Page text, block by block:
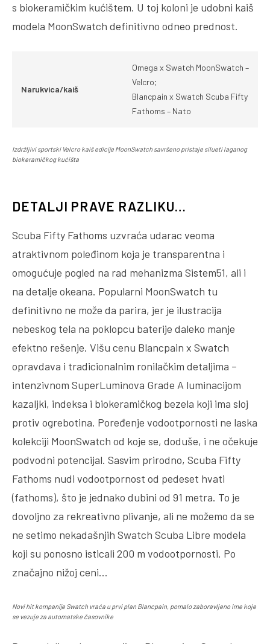
s biokeramičkim kućištem. U toj koloni je udobni kaiš
modela MoonSwatch definitivno odneo prednost.
Narukvica/kaiš
Omega x Swatch MoonSwatch –
Velcro;
Blancpain x Swatch Scuba Fifty
Fathoms – Nato
Izdržljivi sportski Velcro kaiš edicije MoonSwatch savršeno pristaje silueti laganog
biokeramičkog kućišta
DETALJI PRAVE RAZLIKU…
Scuba Fifty Fathoms uzvraća udarac veoma
atraktivnom poleđinom koja je transparentna i
omogućuje pogled na rad mehanizma Sistem51, ali i
na detalje okeana. Popularni MoonSwatch tu
definitivno ne može da parira, jer je ilustracija
nebeskog tela na poklopcu baterije daleko manje
efektno rešenje. Višu cenu Blancpain x Swatch
opravdava i tradicionalnim ronilačkim detaljima –
intenzivnom SuperLuminova Grade A luminacijom
kazaljki, indeksa i biokeramičkog bezela koji ima sloj
protiv ogrebotina. Poređenje vodootpornosti ne laska
kolekciji MoonSwatch od koje se, doduše, i ne očekuje
podvodni potencijal. Sasvim prirodno, Scuba Fifty
Fathoms nudi vodootpornost od pedeset hvati
(fathoms), što je jednako dubini od 91 metra. To je
dovoljno za rekreativno plivanje, ali ne možemo da se
ne setimo nekadašnjih Swatch Scuba Libre modela
koji su ponosno isticali 200 m vodootpornosti. Po
značajno nižoj ceni…
Novi hit kompanije Swatch vraća u prvi plan Blancpain, pomalo zaboravljeno ime koje
se vezuje za automatske časovnike